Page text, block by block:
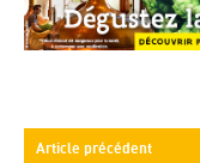
Article précédent